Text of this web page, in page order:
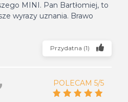
MINI. Pan Bartłomiej, to
wyrazy uznania. Brawo
Przydatna (1)
POLECAM 5/5